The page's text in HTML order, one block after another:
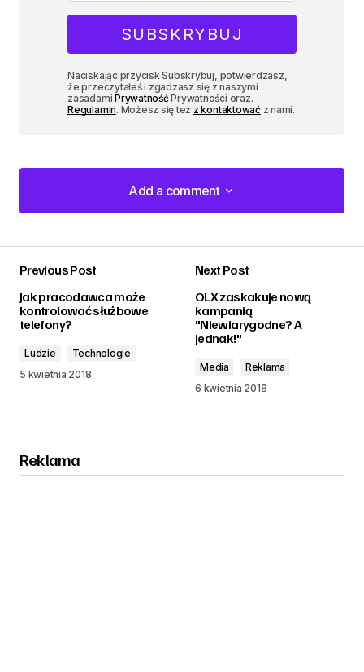
Naciskając przycisk Subskrybuj, potwierdzasz,
że przeczytałeś i zgadzasz się z naszymi
zasadamiPrywatnośćPrywatności oraz.
Regulamin. Możesz się też z kontaktowaćz nami.
Add a comment
Add a comment
Previous Post
Jak pracodawca może
kontrolować służbowe
telefony?
Ludzie
Technologie
5 kwietnia 2018
Next Post
OLX zaskakuje nową
kampanią
"Niewiarygodne? A
jednak!"
Media
Reklama
6 kwietnia 2018
Reklama